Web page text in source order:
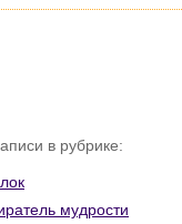
в рубрике:
мудрости